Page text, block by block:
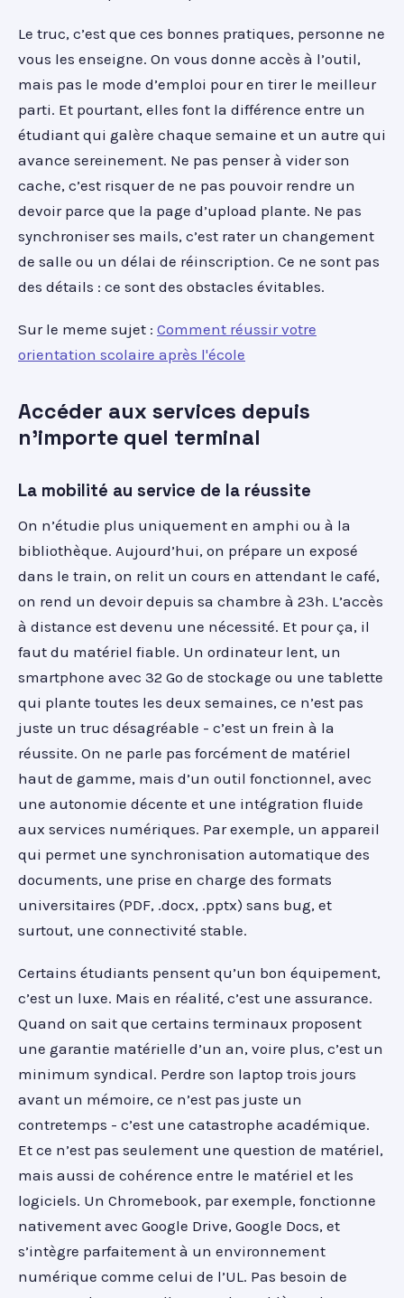
Le truc, c’est que ces bonnes pratiques, personne ne
vous les enseigne. On vous donne accès à l’outil,
mais pas le mode d’emploi pour en tirer le meilleur
parti. Et pourtant, elles font la différence entre un
étudiant qui galère chaque semaine et un autre qui
avance sereinement. Ne pas penser à vider son
cache, c’est risquer de ne pas pouvoir rendre un
devoir parce que la page d’upload plante. Ne pas
synchroniser ses mails, c’est rater un changement
de salle ou un délai de réinscription. Ce ne sont pas
des détails : ce sont des obstacles évitables.
Sur le meme sujet : Comment réussir votre
orientation scolaire après l'école
Accéder aux services depuis
n'importe quel terminal
La mobilité au service de la réussite
On n’étudie plus uniquement en amphi ou à la
bibliothèque. Aujourd’hui, on prépare un exposé
dans le train, on relit un cours en attendant le café,
on rend un devoir depuis sa chambre à 23h. L’accès
à distance est devenu une nécessité. Et pour ça, il
faut du matériel fiable. Un ordinateur lent, un
smartphone avec 32 Go de stockage ou une tablette
qui plante toutes les deux semaines, ce n’est pas
juste un truc désagréable - c’est un frein à la
réussite. On ne parle pas forcément de matériel
haut de gamme, mais d’un outil fonctionnel, avec
une autonomie décente et une intégration fluide
aux services numériques. Par exemple, un appareil
qui permet une synchronisation automatique des
documents, une prise en charge des formats
universitaires (PDF, .docx, .pptx) sans bug, et
surtout, une connectivité stable.
Certains étudiants pensent qu’un bon équipement,
c’est un luxe. Mais en réalité, c’est une assurance.
Quand on sait que certains terminaux proposent
une garantie matérielle d’un an, voire plus, c’est un
minimum syndical. Perdre son laptop trois jours
avant un mémoire, ce n’est pas juste un
contretemps - c’est une catastrophe académique.
Et ce n’est pas seulement une question de matériel,
mais aussi de cohérence entre le matériel et les
logiciels. Un Chromebook, par exemple, fonctionne
nativement avec Google Drive, Google Docs, et
s’intègre parfaitement à un environnement
numérique comme celui de l’UL. Pas besoin de